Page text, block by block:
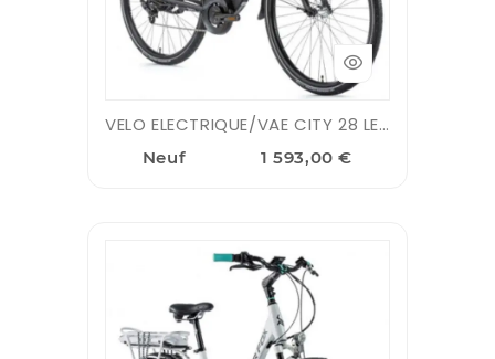
VELO ELECTRIQUE/VAE CITY 28 LEADER FOX PARK 2020/2021 MIXTE NOIR ...
Neuf 1 593,00 €